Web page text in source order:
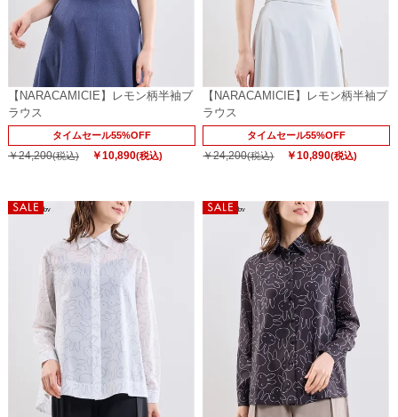
【NARACAMICIE】レモン柄半袖ブ
ラウス
タイムセール55%OFF
￥24,200(税込) ￥10,890(税込)
【NARACAMICIE】レモン柄半袖ブ
ラウス
タイムセール55%OFF
￥24,200(税込) ￥10,890(税込)